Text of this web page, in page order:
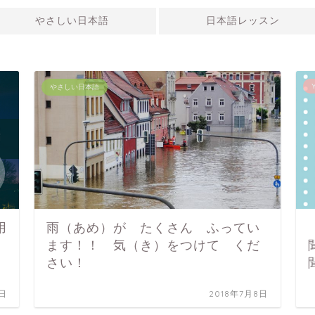
やさしい日本語 日本語レッスン
やさしい日本語
雨（あめ）が たくさん ふってい
ます！！ 気（き）をつけて くだ
さい！
2018年7月8日